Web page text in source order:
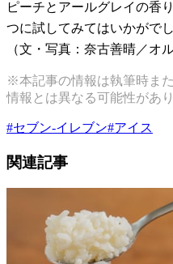
ピーチとアールグレイの香
つに試してみてはいかがでし
（文・写真：奈古善晴／オ
※本記事の情報は執筆時ま
情報とは異なる可能性があ
#セブン-イレブン#アイス
関連記事